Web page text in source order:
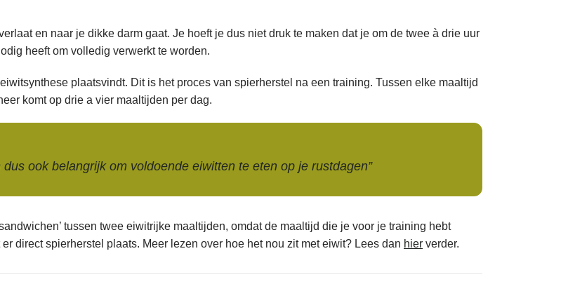
en naar je dikke darm gaat. Je hoeft je dus niet druk te maken dat je om de twee à drie uur
heeft om volledig verwerkt te worden.
plaatsvindt. Dit is het proces van spierherstel na een training. Tussen elke maaltijd
komt op drie a vier maaltijden per dag.
ook belangrijk om voldoende eiwitten te eten op je rustdagen”
tussen twee eiwitrijke maaltijden, omdat de maaltijd die je voor je training hebt
direct spierherstel plaats. Meer lezen over hoe het nou zit met eiwit? Lees dan hier verder.